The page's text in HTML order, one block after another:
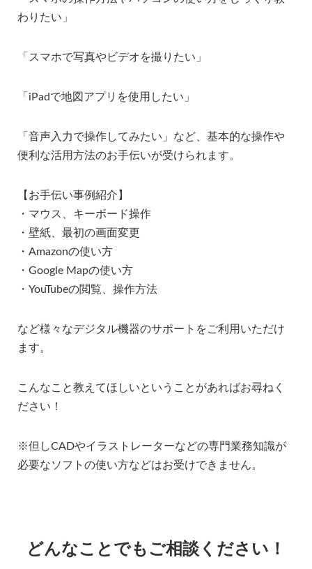
わりたい」
「スマホで写真やビデオを撮りたい」
「iPadで地図アプリを使用したい」
「音声入力で操作してみたい」など、基本的な操作や
便利な活用方法のお手伝いが受けられます。
【お手伝い事例紹介】
・マウス、キーボード操作
・壁紙、最初の画面変更
・Amazonの使い方
・Google Mapの使い方
・YouTubeの閲覧、操作方法
など様々なデジタル機器のサポートをご利用いただけ
ます。
こんなこと教えてほしいということがあればお尋ねく
ださい！
※但しCADやイラストレーターなどの専門業務知識が
必要なソフトの使い方などはお受けできません。
どんなことでもご相談ください！